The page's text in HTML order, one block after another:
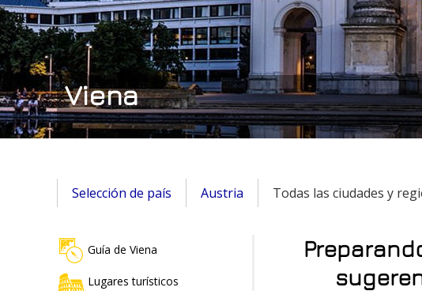
Viena
Selección de país Austria Todas las ciudades y
Guía de Viena
Lugares turísticos